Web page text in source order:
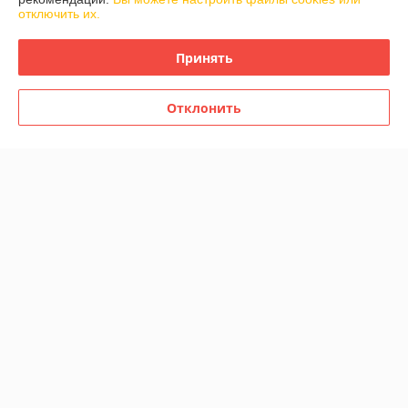
График работы
отключить их.
Принять
Отклонить